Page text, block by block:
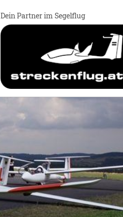
Dein Partner im Segelflug